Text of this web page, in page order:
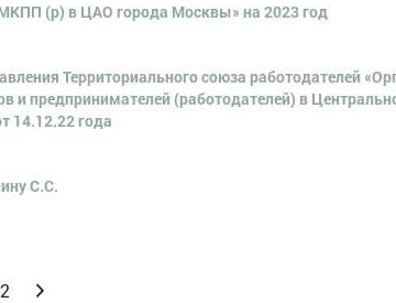
(р) в ЦАО города Москвы» на 2023 год
Территориального союза работодателей
предпринимателей (работодателей) в
14.12.22 года
С.С.
2
В